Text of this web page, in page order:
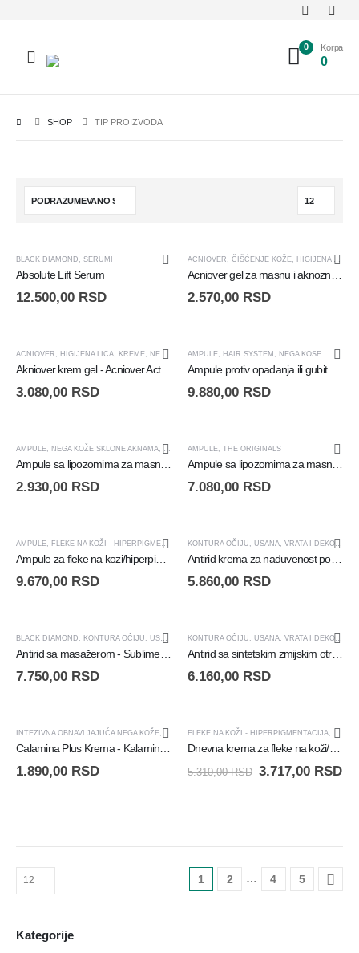
0 Korpa
0
SHOP TIP PROIZVODA
BLACK DIAMOND , SERUMI
Absolute Lift Serum
12.500,00 RSD
ACNIOVER , ČIŠĆENJE KOŽE, HIGIJENA LICA
2.570,00 RSD
ACNIOVER , HIGIJENA LICA, KREME, NEGA KOŽE SKLONE AKNAMA
Akniover krem gel - Acniover Active Cremigel - 40ml
3.080,00 RSD
AMPULE, HAIR SYSTEM , NEGA KOSE
Ampule protiv opadanja ili gubitka kose - Anticaida ampule za rast kose - 28 ampula
9.880,00 RSD
AMPULE, NEGA KOŽE SKLONE AKNAMA, THE ORIGINALS
2.930,00 RSD
AMPULE, THE ORIGINALS
7.080,00 RSD
AMPULE, FLEKE NA KOŽI - HIPERPIGMENTACIJA ,PIGMENT ZERO
Ampule za fleke na kozi/hiperpigmentaciju - DSP-Bright
9.670,00 RSD
KONTURA OČIJU, USANA, VRATA I DEKOLTEA
Antirid krema za naduvenost podočnjaka - Eye Correct - 2x10ml
5.860,00 RSD
BLACK DIAMOND , KONTURA OČIJU, USANA, VRATA I DEKOLTEA , SERUMI
Antirid sa masažerom - Sublime Expert Eye Contour – 15ml
7.750,00 RSD
KONTURA OČIJU, USANA, VRATA I DEKOLTEA
Antirid sa sintetskim zmijskim otrovom - Expression Gel - 15ml
6.160,00 RSD
INTEZIVNA OBNAVLJAJUĆA NEGA KOŽE, KREME,SKIN REPAIR
1.890,00 RSD
FLEKE NA KOŽI - HIPERPIGMENTACIJA, KREME
Dnevna krema za fleke na koži/hiperpigmentaciju - DSP Cream SPF 50+
5.310,00RSD 3.717,00 RSD
1 2 … 4 5
Kategorije